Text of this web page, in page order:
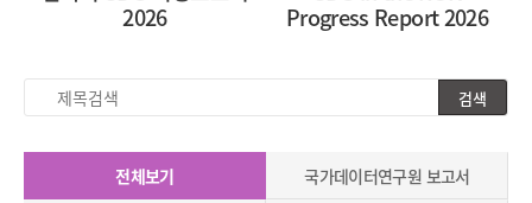
2026
Progress Report 2026
제
검색
전체보기
국가데이터연구원 보고서